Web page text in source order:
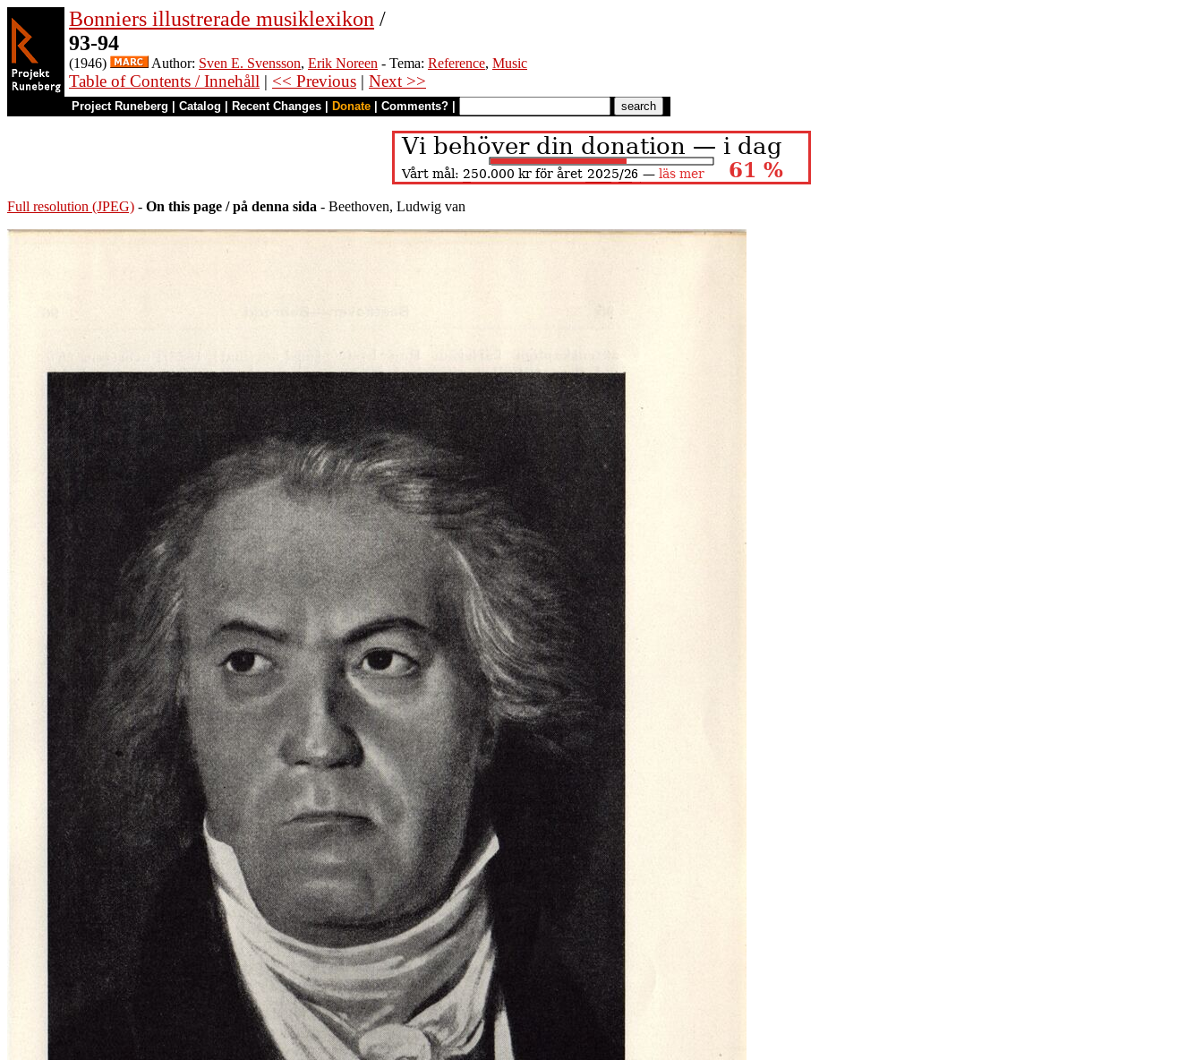
Bonniers illustrerade musiklexikon /
93-94
(1946) Author: Sven E. Svensson, Erik Noreen - Tema: Reference, Music
Table of Contents / Innehåll | << Previous | Next >>
Project Runeberg Catalog Recent Changes Donate Comments?
Full resolution (JPEG) - On this page / på denna sida - Beethoven, Ludwig van